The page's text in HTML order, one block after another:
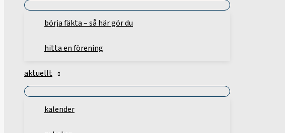
börja fäkta – så här gör du
hitta en förening
aktuellt
kalender